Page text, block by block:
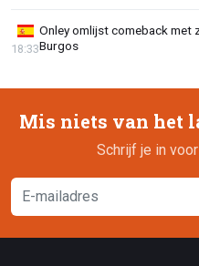
Onley omlijst comeback met
Burgos
18:33
Mis niets van het
Schrijf je in